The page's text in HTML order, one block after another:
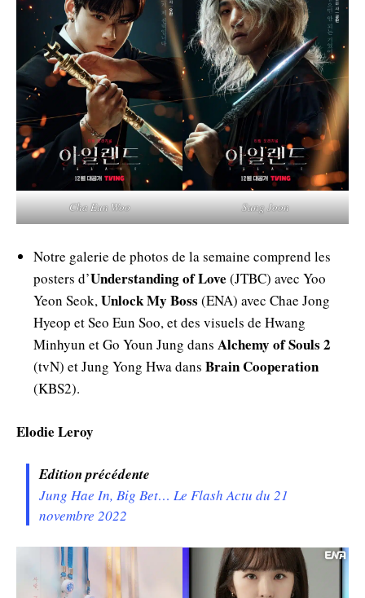
Cha Eun Woo Sung Joon
Notre galerie de photos de la semaine comprend les
posters d’Understanding of Love (JTBC) avec Yoo
Yeon Seok,Unlock My Boss (ENA) avec Chae Jong
Hyeop et Seo Eun Soo, et des visuels de Hwang
Minhyun et Go Youn Jung dans Alchemy of Souls 2
(tvN) et Jung Yong Hwa dans Brain Cooperation
(KBS2).
Elodie Leroy
Edition précédente
Jung Hae In, Big Bet… Le Flash Actu du 21
novembre 2022